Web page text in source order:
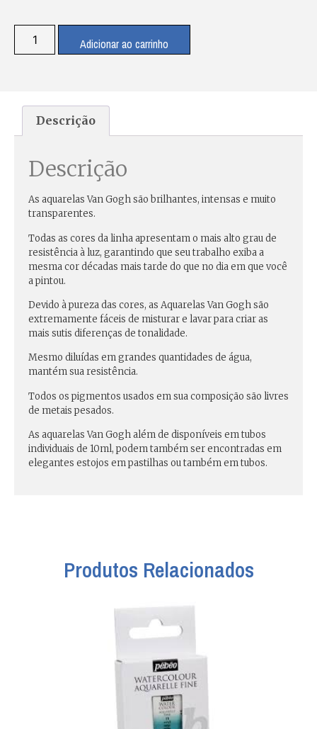
Adicionar ao carrinho
Descrição
Descrição
As aquarelas Van Gogh são brilhantes, intensas e muito
transparentes.
Todas as cores da linha apresentam o mais alto grau de
resistência à luz, garantindo que seu trabalho exiba a
mesma cor décadas mais tarde do que no dia em que você
a pintou.
Devido à pureza das cores, as Aquarelas Van Gogh são
extremamente fáceis de misturar e lavar para criar as
mais sutis diferenças de tonalidade.
Mesmo diluídas em grandes quantidades de água,
mantém sua resistência.
Todos os pigmentos usados em sua composição são livres
de metais pesados.
As aquarelas Van Gogh além de disponíveis em tubos
individuais de 10ml, podem também ser encontradas em
elegantes estojos em pastilhas ou também em tubos.
Produtos Relacionados